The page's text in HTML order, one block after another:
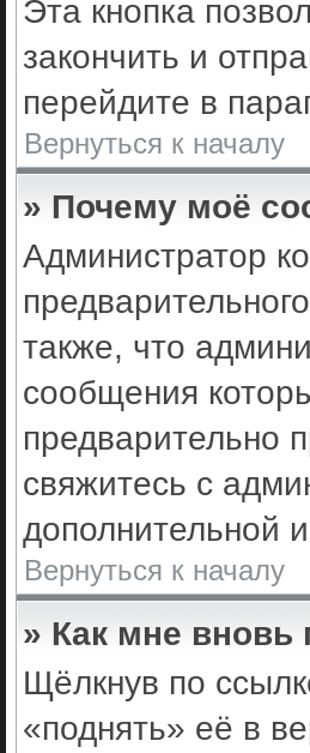
Эта кнопка
закончить и
перейдите в
Вернуться к началу
» Почему моё
Администратор
также, что
сообщения
предварительно
свяжитесь с
дополнительной
Вернуться к началу
» Как мне
Щёлкнув по
«поднять» её в